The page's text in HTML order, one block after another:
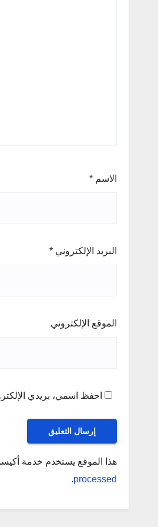
الاسم *
البريد الإلكتروني *
الموقع الإلكتروني
احفظ اسمي، بريدي
هذا الموقع يستخدم خدمة
processed
.